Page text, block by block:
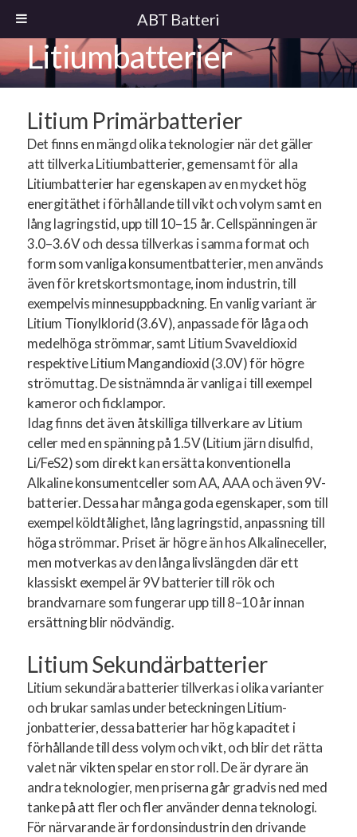
Litiumbatterier
Litium Primärbatterier
Det finns en mängd olika teknologier när det gäller
att tillverka Litiumbatterier, gemensamt för alla
Litiumbatterier har egenskapen av en mycket hög
energitäthet i förhållande till vikt och volym samt en
lång lagringstid, upp till 10–15 år. Cellspänningen är
3.0–3.6V och dessa tillverkas i samma format och
form som vanliga konsumentbatterier, men används
även för kretskortsmontage, inom industrin, till
exempelvis minnesuppbackning. En vanlig variant är
Litium Tionylklorid (3.6V), anpassade för låga och
medelhöga strömmar, samt Litium Svaveldioxid
respektive Litium Mangandioxid (3.0V) för högre
strömuttag. De sistnämnda är vanliga i till exempel
kameror och ficklampor.
Idag finns det även åtskilliga tillverkare av Litium
celler med en spänning på 1.5V (Litium järn disulfid,
Li/FeS2) som direkt kan ersätta konventionella
Alkaline konsumentceller som AA, AAA och även 9V-
batterier. Dessa har många goda egenskaper, som till
exempel köldtålighet, lång lagringstid, anpassning till
höga strömmar. Priset är högre än hos Alkalineceller,
men motverkas av den långa livslängden där ett
klassiskt exempel är 9V batterier till rök och
brandvarnare som fungerar upp till 8–10 år innan
ersättning blir nödvändig.
Litium Sekundärbatterier
Litium sekundära batterier tillverkas i olika varianter
och brukar samlas under beteckningen Litium-
jonbatterier, dessa batterier har hög kapacitet i
förhållande till dess volym och vikt, och blir det rätta
valet när vikten spelar en stor roll. De är dyrare än
andra teknologier, men priserna går gradvis ned med
tanke på att fler och fler använder denna teknologi.
För närvarande är fordonsindustrin den drivande
ABT Batteri